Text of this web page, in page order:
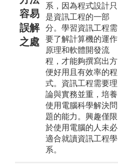
容易
誤解
之處
系，因為程式設計只
是資訊工程的一部
分。學習資訊工程需
要了解計算機的運作
原理和軟體開發流
程，才能夠撰寫出方
便好用且有效率的程
式。資訊工程需要理
論與實務並重，培養
使用電腦科學解決問
題的能力。興趣僅限
於使用電腦的人未必
適合就讀資訊工程學
系。